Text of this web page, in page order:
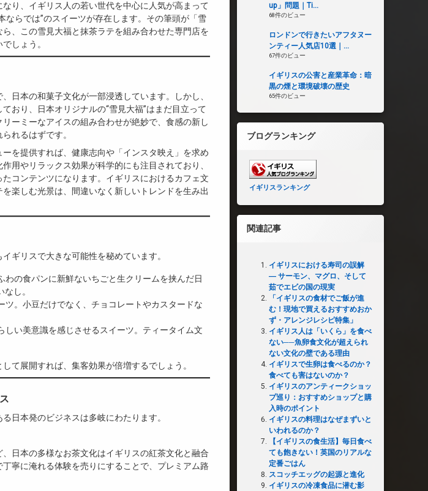
り、イギリス人の若い世代を中心に人気が高まって
ならでは”のスイーツが存在します。その筆頭が「雪
、この雪見大福と抹茶ラテを組み合わせた専門店を
しょう。
日本の和菓子文化が一部浸透しています。しかし、
おり、日本オリジナルの“雪見大福”はまだ目立って
ーミーなアイスの組み合わせが絶妙で、食感の新し
れるはずです。
を提供すれば、健康志向や「インスタ映え」を求め
用やリラックス効果が科学的にも注目されており、
コンテンツになります。イギリスにおけるカフェ文
楽しむ光景は、間違いなく新しいトレンドを生み出
ギリスで大きな可能性を秘めています。
わの食パンに新鮮ないちごと生クリームを挟んだ日
し。
ツ。小豆だけでなく、チョコレートやカスタードな
しい美意識を感じさせるスイーツ。ティータイム文
て展開すれば、集客効果が倍増するでしょう。
日本発のビジネスは多岐にわたります。
日本の多様なお茶文化はイギリスの紅茶文化と融合
寧に淹れる体験を売りにすることで、プレミアム路
up」問題｜Ti...
68件のビュー
ロンドンで行きたいアフタヌー
ンティー人気店10選｜...
67件のビュー
イギリスの公害と産業革命：暗
黒の煙と環境破壊の歴史
65件のビュー
ブログランキング
イギリスランキング
関連記事
イギリスにおける寿司の誤解
― サーモン、マグロ、そして
茹でエビの国の現実
「イギリスの食材でご飯が進
む！現地で買えるおすすめおか
ず・アレンジレシピ特集」
イギリス人は「いくら」を食べ
ない──魚卵食文化が超えられ
ない文化の壁である理由
イギリスで生卵は食べるのか？
食べても害はないのか？
イギリスのアンティークショッ
プ巡り：おすすめショップと購
入時のポイント
イギリスの料理はなぜまずいと
いわれるのか？
【イギリスの食生活】毎日食べ
ても飽きない！英国のリアルな
定番ごはん
スコッチエッグの起源と進化
イギリスの冷凍食品に潜む影